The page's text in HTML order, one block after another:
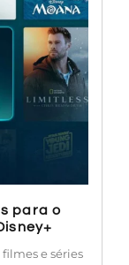
para o
e séries